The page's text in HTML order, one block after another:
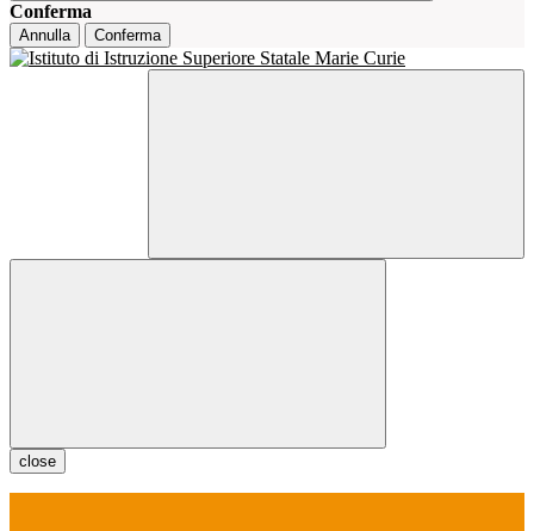
Conferma
Annulla Conferma
close